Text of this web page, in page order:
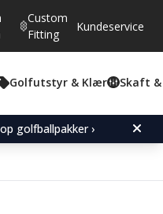
Custom
Fitting
Kundeservice
Golfutstyr & Klær Skaft &
golfballpakker ›
Gjennomsnittskarakter:
4.9 (stemmer:
9)
Silver Ring-